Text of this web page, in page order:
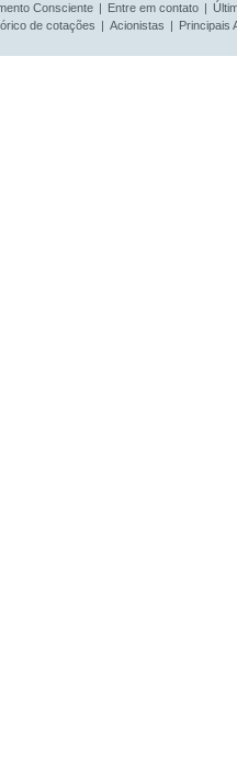
Consciente | Entre em contato |
de cotações | Acionistas | Principais